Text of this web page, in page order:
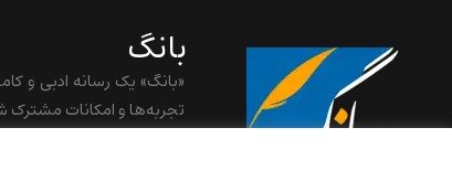
بانگ
«بانگ» یک رسانه ادبی و
تجربه‌ها و امکانات